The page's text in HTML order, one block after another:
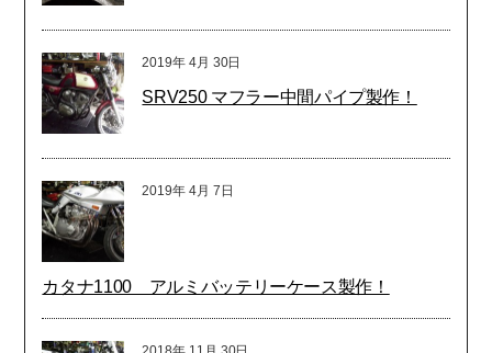
2019年 4月 30日
SRV250 マフラー中間パイプ製作！
2019年 4月 7日
カタナ1100 アルミバッテリーケース製作！